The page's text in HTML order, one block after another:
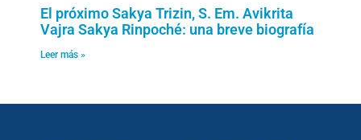
El próximo Sakya Trizin, S. Em. Avikrita
Vajra Sakya Rinpoché: una breve biografía
Leer más »